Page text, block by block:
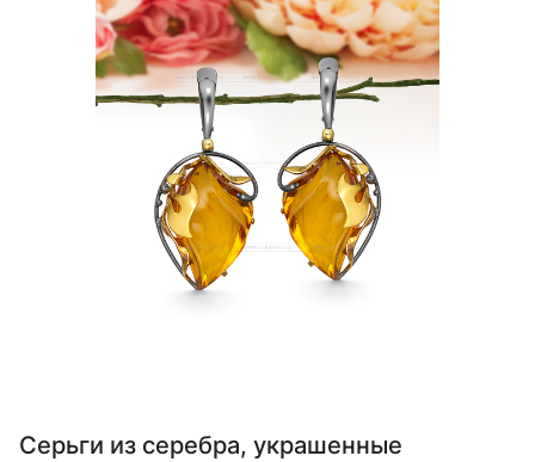
Серьги из серебра, украшенные